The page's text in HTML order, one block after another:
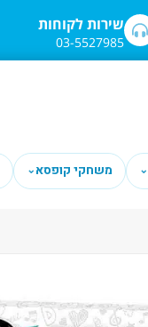
שירות לקוחות
03-5527985
⌄ משחקי קופסא⌄